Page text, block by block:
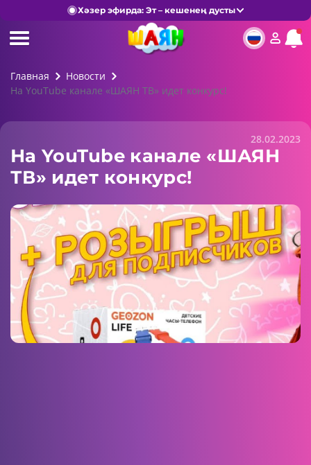
Хәзер эфирда: Эт – кешенең дусты
Главная
Новости
На YouTube канале «ШАЯН ТВ» идет конкурс!
28.02.2023
На YouTube канале «ШАЯН
ТВ» идет конкурс!